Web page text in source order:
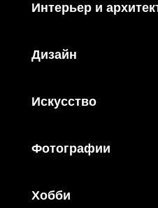
Интерьер и
Дизайн
Искусство
Фотографии
Хобби